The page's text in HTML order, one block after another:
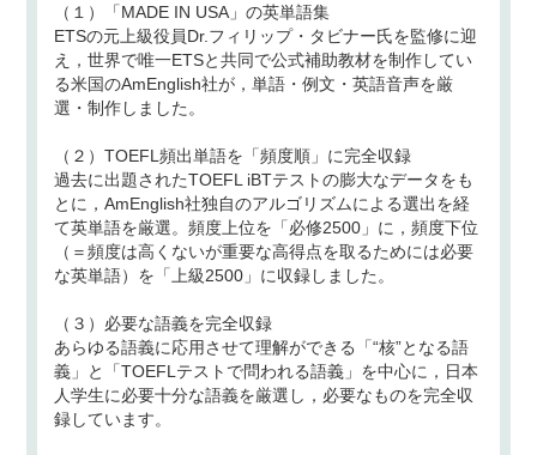
（１）「MADE IN USA」の英単語集
ETSの元上級役員Dr.フィリップ・タビナー氏を監修に迎
え，世界で唯一ETSと共同で公式補助教材を制作してい
る米国のAmEnglish社が，単語・例文・英語音声を厳
選・制作しました。
（２）TOEFL頻出単語を「頻度順」に完全収録
過去に出題されたTOEFL iBTテストの膨大なデータをも
とに，AmEnglish社独自のアルゴリズムによる選出を経
て英単語を厳選。頻度上位を「必修2500」に，頻度下位
（＝頻度は高くないが重要な高得点を取るためには必要
な英単語）を「上級2500」に収録しました。
（３）必要な語義を完全収録
あらゆる語義に応用させて理解ができる「“核”となる語
義」と「TOEFLテストで問われる語義」を中心に，日本
人学生に必要十分な語義を厳選し，必要なものを完全収
録しています。